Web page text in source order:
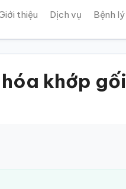
thiệu Dịch vụ Bệnh lý
khớp gối